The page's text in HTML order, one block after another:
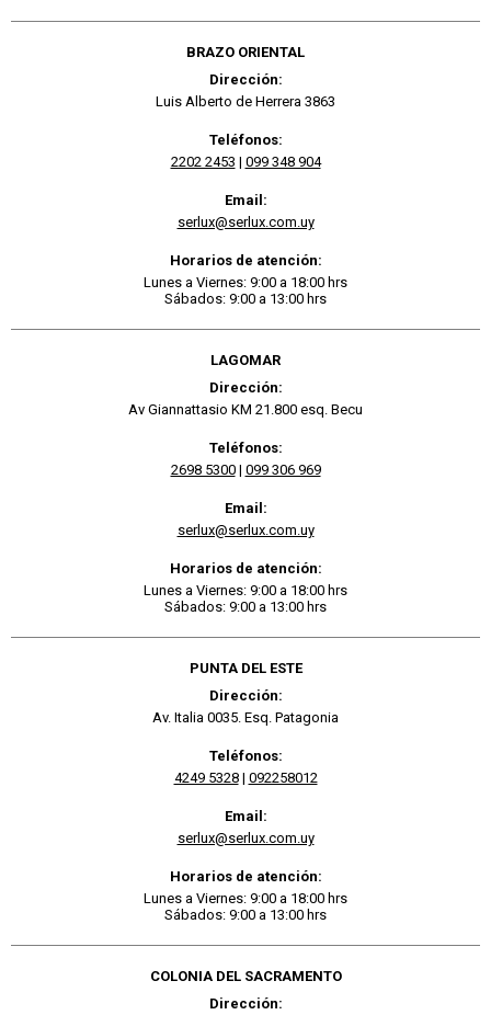
BRAZO ORIENTAL
Dirección:
Luis Alberto de Herrera 3863
Teléfonos:
2202 2453 | 099 348 904
Email:
serlux@serlux.com.uy
Horarios de atención:
Lunes a Viernes: 9:00 a 18:00 hrs
Sábados: 9:00 a 13:00 hrs
LAGOMAR
Dirección:
Av Giannattasio KM 21.800 esq. Becu
Teléfonos:
2698 5300| 099 306 969
Email:
serlux@serlux.com.uy
Horarios de atención:
Lunes a Viernes: 9:00 a 18:00 hrs
Sábados: 9:00 a 13:00 hrs
PUNTA DEL ESTE
Dirección:
Av. Italia 0035. Esq. Patagonia
Teléfonos:
4249 5328| 092258012
Email:
serlux@serlux.com.uy
Horarios de atención:
Lunes a Viernes: 9:00 a 18:00 hrs
Sábados: 9:00 a 13:00 hrs
COLONIA DEL SACRAMENTO
Dirección: